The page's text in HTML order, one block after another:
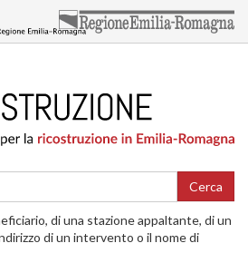
Cerca
di una stazione appaltante, di un
di un intervento o il nome di